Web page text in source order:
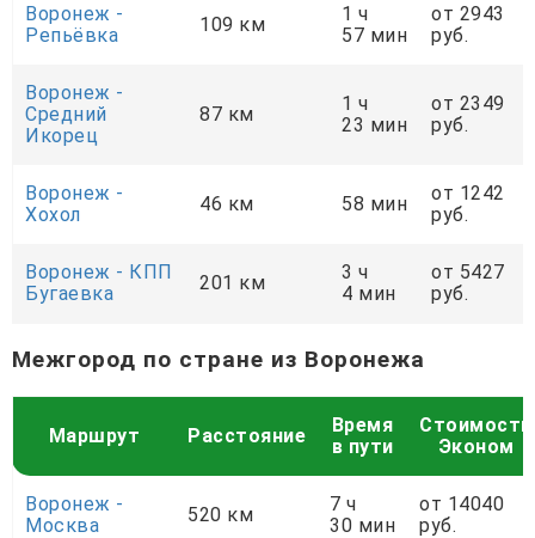
Воронеж -
Репьёвка
109 км
1 ч
57 мин
от 2943
руб.
Воронеж -
Средний
Икорец
87 км
1 ч
23 мин
от 2349
руб.
Воронеж -
Хохол
46 км 58 мин
от 1242
руб.
Воронеж - КПП
Бугаевка
201 км
3 ч
4 мин
от 5427
руб.
Межгород по стране из Воронежа
Маршрут Расстояние
Время
в пути
Стоимость
Эконом
Воронеж -
Москва
520 км
7 ч
30 мин
от 14040
руб.